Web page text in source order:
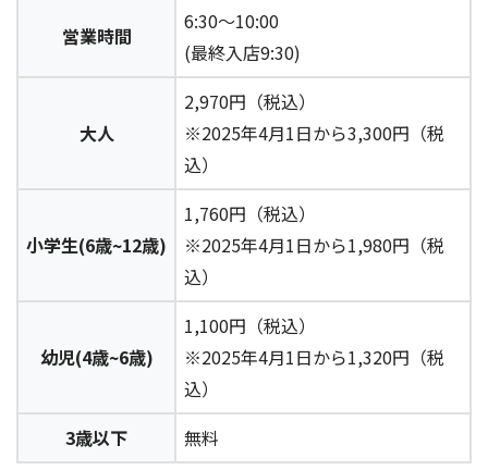
営業時間
6:30～10:00
(最終入店9:30)
大人
2,970円（税込）
※2025年4月1日から3,300円（税
込）
小学生(6歳~12歳)
1,760円 （税込）
※2025年4月1日から1,980円（税
込）
幼児(4歳~6歳)
1,100円 （税込）
※2025年4月1日から1,320円（税
込）
3歳以下
無料